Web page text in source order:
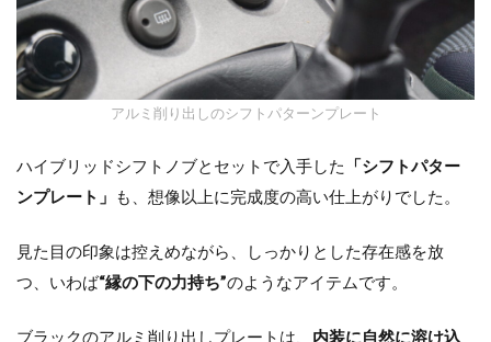
アルミ削り出しのシフトパターンプレート
ハイブリッドシフトノブとセットで入手した
「シフトパター
ンプレート」 も、想像以上に完成度の高い仕上がりでした。
見た目の印象は控えめながら、しっかりとした存在感を放
つ、いわば“縁の下の力持ち”のようなアイテムです。
ブラックのアルミ削り出しプレートは、 内装に自然に溶け込